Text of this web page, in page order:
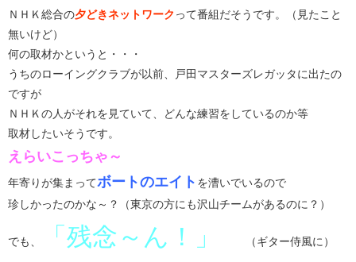
ＮＨＫ総合の夕どきネットワーク って番組だそうです。（見たこと
無いけど）
何の取材かというと・・・
うちのローイングクラブが以前、戸田マスターズレガッタに出たの
ですが
ＮＨＫの人がそれを見ていて、どんな練習をしているのか等
取材したいそうです。
えらいこっちゃ～
年寄りが集まってボートのエイト を漕いでいるので
珍しかったのかな～？（東京の方にも沢山チームがあるのに？）
でも、 「残念～ん！」 （ギター侍風に）